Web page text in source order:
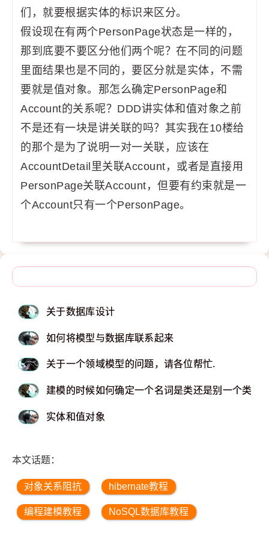
们，就要根据实体的标识来区分。
假设现在有两个PersonPage状态是一样的，
那到底要不要区分他们两个呢？在不同的问题
里面结果也是不同的，要区分就是实体，不需
要就是值对象。那怎么确定PersonPage和
Account的关系呢？DDD讲实体和值对象之前
不是还有一块是讲关联的吗？其实我在10楼给
的那个是为了说明一对一关联，应该在
AccountDetail里关联Account，或者是直接用
PersonPage关联Account，但要有约束就是一
个Account只有一个PersonPage。
关于数据库设计
如何将模型与数据库联系起来
关于一个领域模型的问题，请各位帮忙.
建模的时候如何确定一个名词是类还是别一个类的
实体和值对象
本文话题：
对象关系阻抗 hibernate教程
编程建模教程 NoSQL数据库教程